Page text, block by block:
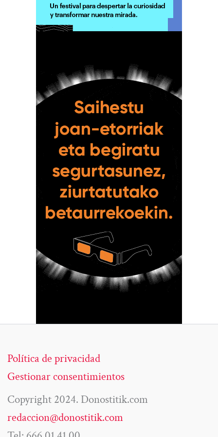
Política de privacidad
Gestionar consentimientos
Copyright 2024. Donostitik.com
redaccion@donostitik.com